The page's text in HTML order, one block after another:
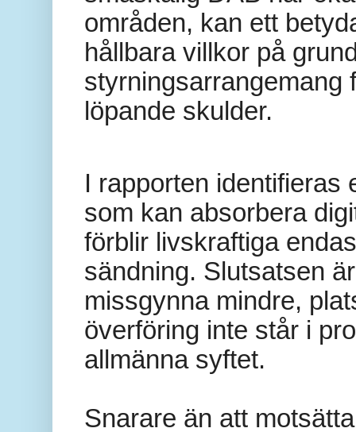
områden, kan ett
hållbara villkor på
styrningsarrangemang
löpande skulder.
I rapporten identifieras
som kan absorbera
förblir livskraftiga
sändning. Slutsatsen
missgynna mindre,
överföring inte står i
allmänna syftet.
Snarare än att